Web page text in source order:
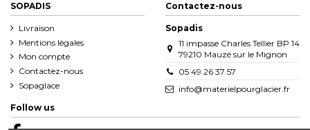
SOPADIS
Livraison
Mentions légales
Mon compte
Contactez-nous
Sopaglace
Contactez-nous
Sopadis
11 impasse Charles Tellier BP 14
79210 Mauzé sur le Mignon
05 49 26 37 57
info@materielpourglacier.fr
Follow us